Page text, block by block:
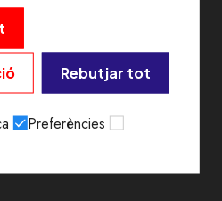
Rebutjar tot
Preferències